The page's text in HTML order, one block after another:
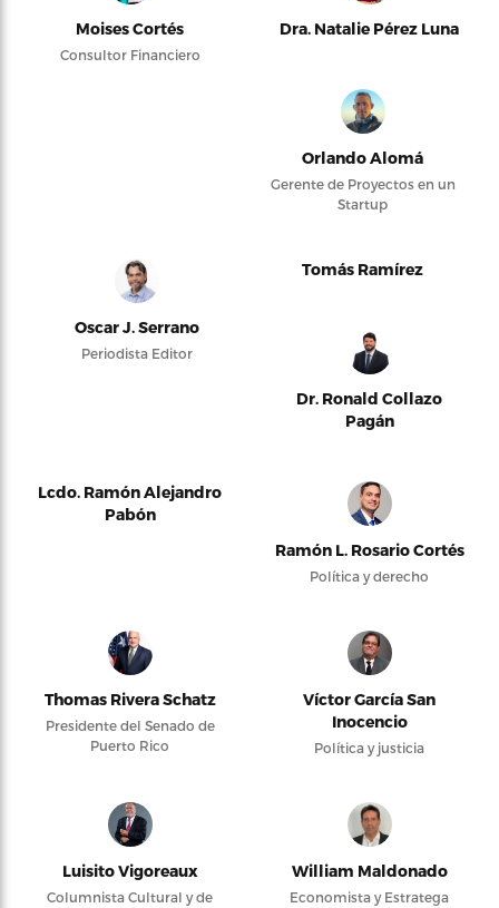
Moises Cortés
Consultor Financiero
Dra. Natalie Pérez Luna
Orlando Alomá
Gerente de Proyectos en un
Startup
Oscar J. Serrano
Periodista Editor
Tomás Ramírez
Dr. Ronald Collazo
Pagán
Lcdo. Ramón Alejandro
Pabón
Ramón L. Rosario Cortés
Política y derecho
Thomas Rivera Schatz
Presidente del Senado de
Puerto Rico
Víctor García San
Inocencio
Política y justicia
Luisito Vigoreaux
Columnista Cultural y de
William Maldonado
Economista y Estratega